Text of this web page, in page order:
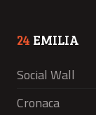
24 EMILIA
Social Wall
Cronaca